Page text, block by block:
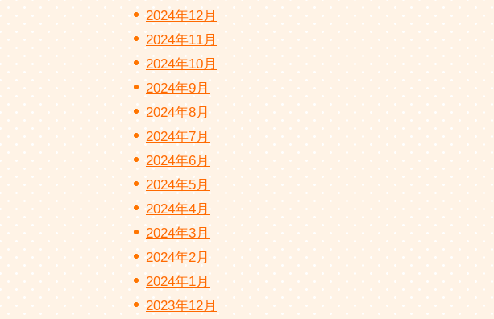
2024年12月
2024年11月
2024年10月
2024年9月
2024年8月
2024年7月
2024年6月
2024年5月
2024年4月
2024年3月
2024年2月
2024年1月
2023年12月